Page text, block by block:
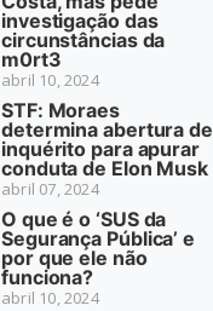
investigação das
circunstâncias da
m0rt3
abril 10, 2024
STF: Moraes
determina abertura de
inquérito para apurar
conduta de Elon Musk
abril 07, 2024
O que é o ‘SUS da
Segurança Pública’ e
por que ele não
funciona?
abril 10, 2024